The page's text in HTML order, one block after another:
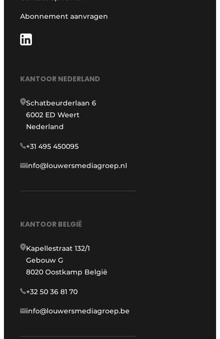
Abonnement aanvragen
KANTOOR NEDERLAND
Schatbeurderlaan 6
6002 ED Weert
Nederland
+31 495 450095
info@louwersmediagroep.nl
KANTOOR BELGIË
Kapellestraat 132/1
Gebouw G
8020 Oostkamp België
+32 50 36 81 70
info@louwersmediagroep.be